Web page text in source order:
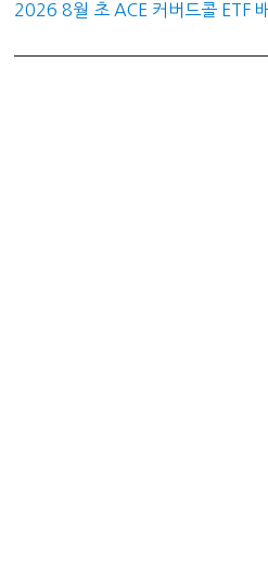
2026 8월 초 ACE 커버드콜 ETF